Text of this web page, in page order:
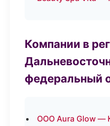
Компании в
федеральный
ООО Aura Glow —